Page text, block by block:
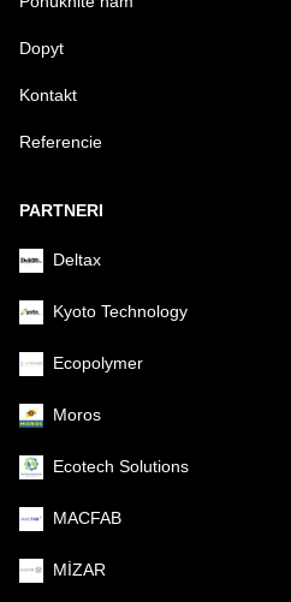
Dopyt
Kontakt
Referencie
PARTNERI
Deltax
Kyoto Technology
Ecopolymer
Moros
Ecotech Solutions
MACFAB
MİZAR